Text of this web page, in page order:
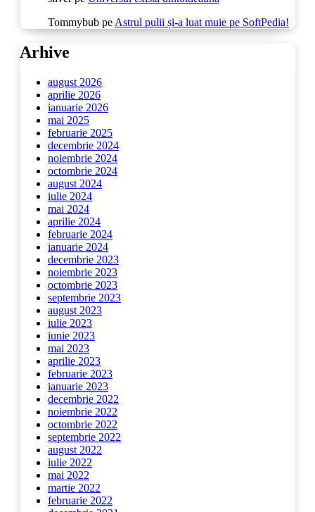
Tommybub pe Astrul pulii și-a luat muie pe SoftPedia!
Arhive
august 2026
aprilie 2026
ianuarie 2026
mai 2025
februarie 2025
decembrie 2024
noiembrie 2024
octombrie 2024
august 2024
iulie 2024
mai 2024
aprilie 2024
februarie 2024
ianuarie 2024
decembrie 2023
noiembrie 2023
octombrie 2023
septembrie 2023
august 2023
iulie 2023
iunie 2023
mai 2023
aprilie 2023
februarie 2023
ianuarie 2023
decembrie 2022
noiembrie 2022
octombrie 2022
septembrie 2022
august 2022
iulie 2022
mai 2022
martie 2022
februarie 2022